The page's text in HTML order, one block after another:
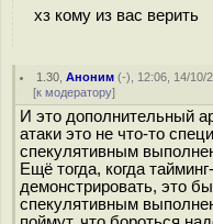
хз кому из вас верить
1.30 ,Аноним (-), 12:06, 14/10/
[к модератору]
И это дополнительный
атаки это не что-то
спекулятивным
Ещё тогда, когда
демонстрировать, это
спекулятивным